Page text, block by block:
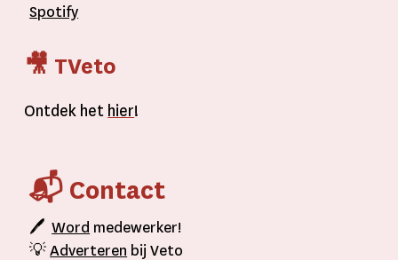
Spotify
🎥 TVeto
Ontdek het hier!
📬 Contact
🖊Word medewerker!
💡Adverteren bij Veto